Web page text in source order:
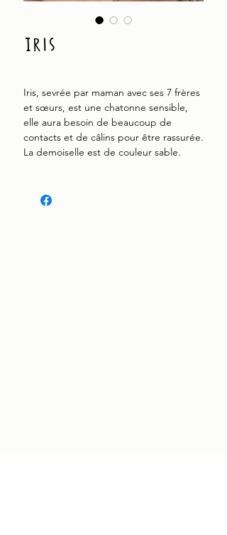
Iris
Iris, sevrée par maman avec ses 7 frères
et sœurs, est une chatonne sensible,
elle aura besoin de beaucoup de
contacts et de câlins pour être rassurée.
La demoiselle est de couleur sable.